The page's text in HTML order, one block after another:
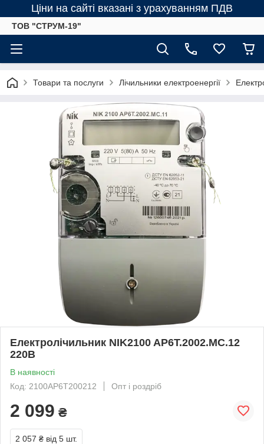
Ціни на сайті вказані з урахуванням ПДВ
ТОВ "СТРУМ-19"
Товари та послуги Лічильники електроенергії
Електролічильник NIK2100 AP6T.2002.MC.12
220В
В наявності
Код: 2100АP6Т200212
Опт і роздріб
2 099 ₴
2 057 ₴ від 5 шт.